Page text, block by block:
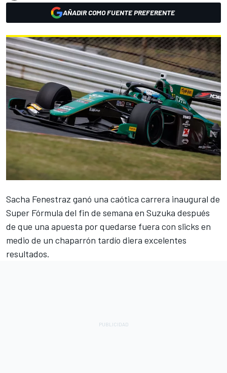
AÑADIR COMO FUENTE PREFERENTE
Sacha Fenestraz ganó una caótica carrera inaugural de
Super Fórmula del fin de semana en Suzuka después
de que una apuesta por quedarse fuera con slicks en
medio de un chaparrón tardío diera excelentes
resultados.